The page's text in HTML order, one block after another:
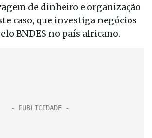
de dinheiro e organização
caso, que investiga negócios
BNDES no país africano.